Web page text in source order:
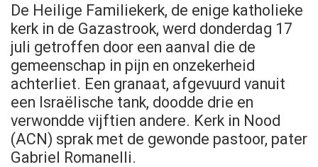
De Heilige Familiekerk, de enige katholieke
kerk in de Gazastrook, werd donderdag 17
juli getroffen door een aanval die de
gemeenschap in pijn en onzekerheid
achterliet. Een granaat, afgevuurd vanuit
een Israëlische tank, doodde drie en
verwondde vijftien andere. Kerk in Nood
(ACN) sprak met de gewonde pastoor, pater
Gabriel Romanelli.